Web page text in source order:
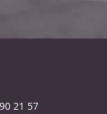
21 57